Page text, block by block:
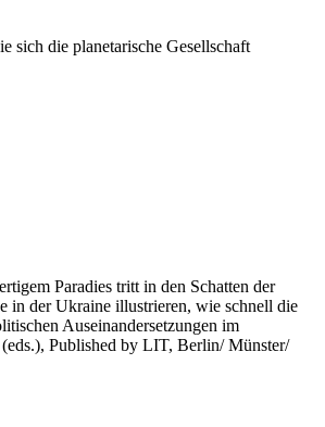
sich die planetarische Gesellschaft
Paradies tritt in den Schatten der
in der Ukraine illustrieren, wie schnell die
Auseinandersetzungen im
Published by LIT, Berlin/ Münster/